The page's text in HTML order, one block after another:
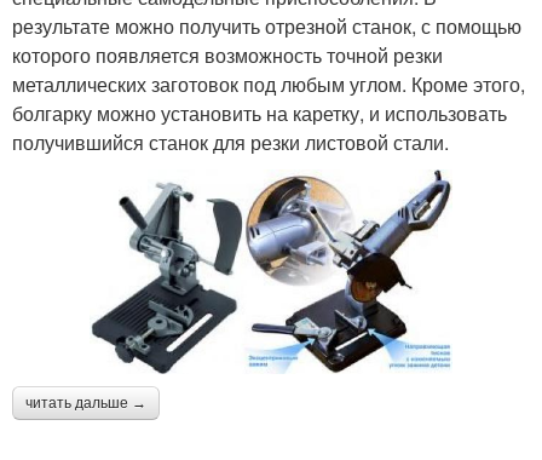
результате можно получить отрезной станок, с помощью
которого появляется возможность точной резки
металлических заготовок под любым углом. Кроме этого,
болгарку можно установить на каретку, и использовать
получившийся станок для резки листовой стали.
читать дальше →